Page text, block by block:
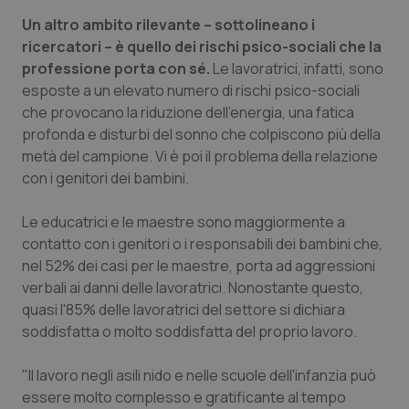
Veneto
Oncoematologia
Oncologia & Nutrizione
Psoriasi & pelle
Quotidiano Cardiologia
Quotidiano Chirurgia
Quotidiano Oncologia
Quotidiano Pediatria
Rene & patologie urogenitali
Un altro ambito rilevante – sottolineano i
ricercatori – è quello dei rischi psico-sociali che la
professione porta con sé. Le lavoratrici, infatti, sono
esposte a un elevato numero di rischi psico-sociali
che provocano la riduzione dell'energia, una fatica
profonda e disturbi del sonno che colpiscono più della
metà del campione. Vi è poi il problema della relazione
con i genitori dei bambini.
Le educatrici e le maestre sono maggiormente a
contatto con i genitori o i responsabili dei bambini che,
nel 52% dei casi per le maestre, porta ad aggressioni
verbali ai danni delle lavoratrici. Nonostante questo,
quasi l'85% delle lavoratrici del settore si dichiara
soddisfatta o molto soddisfatta del proprio lavoro.
"Il lavoro negli asili nido e nelle scuole dell'infanzia può
essere molto complesso e gratificante al tempo